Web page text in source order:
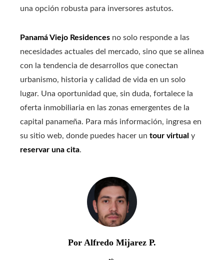
una opción robusta para inversores astutos.
Panamá Viejo Residences no solo responde a las
necesidades actuales del mercado, sino que se alinea
con la tendencia de desarrollos que conectan
urbanismo, historia y calidad de vida en un solo
lugar. Una oportunidad que, sin duda, fortalece la
oferta inmobiliaria en las zonas emergentes de la
capital panameña. Para más información, ingresa en
su sitio web, donde puedes hacer un tour virtual y
reservar una cita.
Por Alfredo Mijarez P.